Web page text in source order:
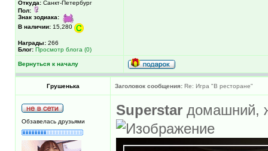
Откуда: Санкт-Петербург
Пол:
Знак зодиака:
В наличии: 15,280
Награды: 266
Блог: Просмотр блога (0)
Вернуться к началу
Грушенька Заголовок сообщения: Re: Игра "В ресторане"
Обзавелась друзьями
Superstar домашний,